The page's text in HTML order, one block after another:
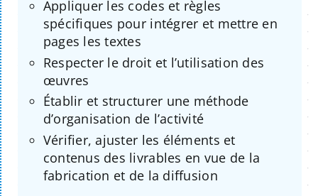
Appliquer les codes et règles
spécifiques pour intégrer et mettre en
pages les textes
Respecter le droit et l’utilisation des
œuvres
Établir et structurer une méthode
d’organisation de l’activité
Vérifier, ajuster les éléments et
contenus des livrables en vue de la
fabrication et de la diffusion